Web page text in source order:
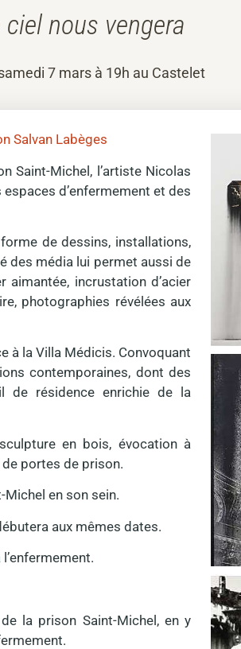
nous vengera
7 mars à 19h au Castelet
Salvan Labèges
Saint-Michel, l’artiste Nicolas
d’enfermement et des
de dessins, installations,
des média lui permet aussi de
incrustation d’acier
photographies révélées aux
à la Villa Médicis. Convoquant
contemporaines, dont des
de résidence enrichie de la
en bois, évocation à
portes de prison.
Michel en son sein.
aux mêmes dates.
la prison Saint-Michel, en y